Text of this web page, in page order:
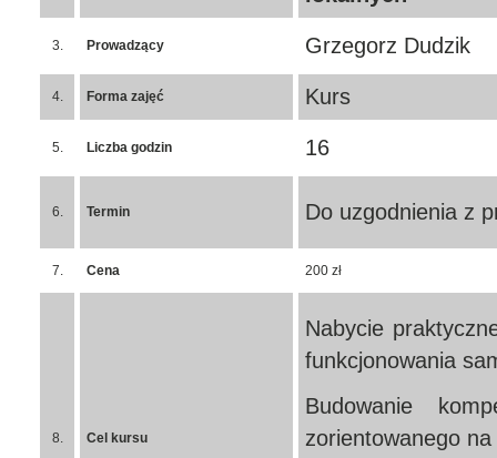
3. Prowadzący Grzegorz Dudzik
4. Forma zajęć Kurs
5. Liczba godzin 16
6. Termin Do uzgodnienia z
7. Cena 200 zł
8. Cel kursu
Nabycie
funkcjonowania
Budowanie
zorientowanego